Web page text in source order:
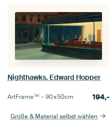
Nighthawks, Edward Hopper
ArtFrame™ –90×50cm 194,-
Größe & Material selbst wählen